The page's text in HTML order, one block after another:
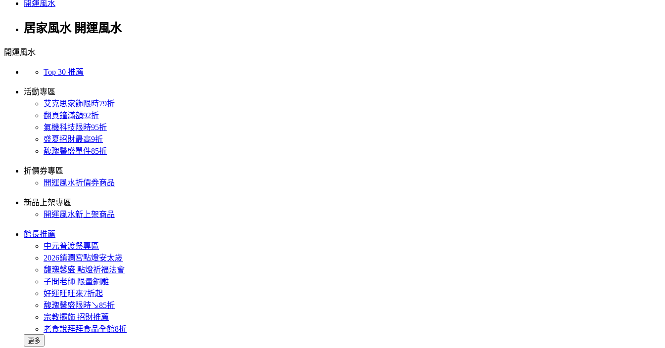
開運風水
居家風水 開運風水
開運風水
Top 30 推薦
活動專區
艾克思家飾限時79折
翻頁鐘滿額92折
氣機科技限時95折
盛夏招財最高9折
馥瑰馨盛單件85折
折價券專區
開運風水折價券商品
新品上架專區
開運風水新上架商品
館長推薦
中元普渡祭專區
2026鎮瀾宮點燈安太歲
馥瑰馨盛 點燈祈福法會
子問老師 限量銅雕
好運旺旺來7折起
馥瑰馨盛限時↘85折
宗教擺飾 招財推薦
老食說拜拜食品全館8折
更多